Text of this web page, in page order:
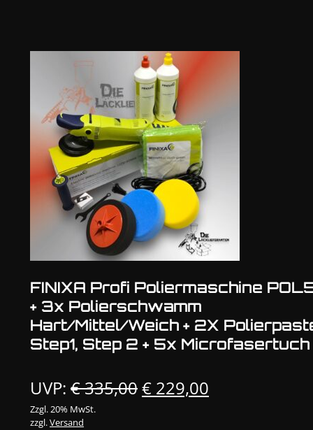
FINIXA Profi Poliermaschine
+ 3x Polierschwamm
Hart/Mittel/Weich + 2X
Step1, Step 2 + 5x Microfasertuch
UVP: €335,00Ursprünglicher
€ 229,00
Zzgl. 20% MwSt.
zzgl.Versand